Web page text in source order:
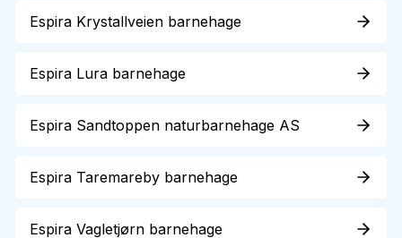
Espira Krystallveien barnehage
Espira Lura barnehage
Espira Sandtoppen naturbarnehage AS
Espira Taremareby barnehage
Espira Vagletjørn barnehage